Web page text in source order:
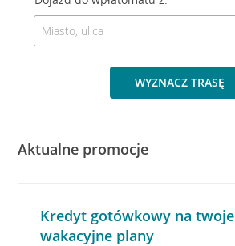
WYZNACZ TRASĘ
Aktualne promocje
Kredyt gotówkowy na twoje
wakacyjne plany